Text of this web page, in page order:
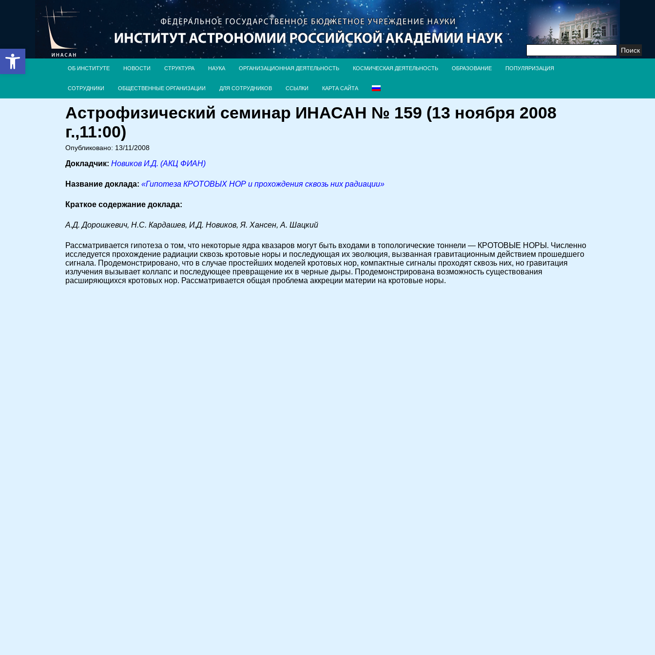
Открыть панель инструментов Найти:
ОБ ИНСТИТУТЕ НОВОСТИ СТРУКТУРА НАУКА ОРГАНИЗАЦИОННАЯ ДЕЯТЕЛЬНОСТЬ КОСМИЧЕСКАЯ ДЕЯТЕЛЬНОСТЬ ОБРАЗОВАНИЕ ПОПУЛЯРИЗАЦИЯ
СОТРУДНИКИ ОБЩЕСТВЕННЫЕ ОРГАНИЗАЦИИ ДЛЯ СОТРУДНИКОВ ССЫЛКИ КАРТА САЙТА
Астрофизический семинар ИНАСАН № 159 (13 ноября 2008
г.,11:00)
Опубликовано: 13/11/2008
Докладчик: Новиков И.Д. (АКЦ ФИАН)
Название доклада: «Гипотеза КРОТОВЫХ НОР и прохождения сквозь них радиации»
Краткое содержание доклада:
А.Д. Дорошкевич, Н.С. Кардашев, И.Д. Новиков, Я. Хансен, А. Шацкий
Рассматривается гипотеза о том, что некоторые ядра квазаров могут быть входами в топологические тоннели — КРОТОВЫЕ НОРЫ. Численно
исследуется прохождение радиации сквозь кротовые норы и последующая их эволюция, вызванная гравитационным действием прошедшего
сигнала. Продемонстрировано, что в случае простейших моделей кротовых нор, компактные сигналы проходят сквозь них, но гравитация
излучения вызывает коллапс и последующее превращение их в черные дыры. Продемонстрирована возможность существования
расширяющихся кротовых нор. Рассматривается общая проблема аккреции материи на кротовые норы.